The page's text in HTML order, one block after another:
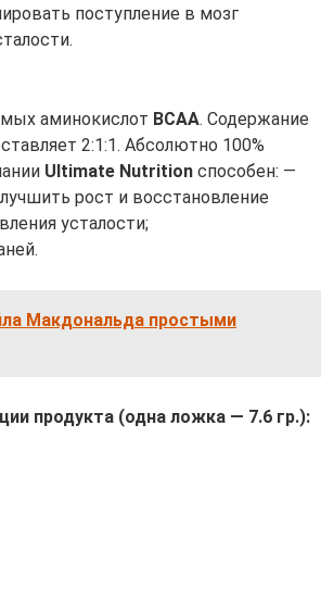
поступление в мозг
аминокислот BCAA. Содержание
2:1:1. Абсолютно 100%
Ultimate Nutrition способен: —
рост и восстановление
усталости;
Макдональда простыми
продукта (одна ложка — 7.6 гр.):